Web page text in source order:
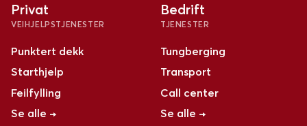
Privat
VEIHJELPSTJENESTER
Punktert dekk
Starthjelp
Feilfylling
Se alle →
Bedrift
TJENESTER
Tungberging
Transport
Call center
Se alle →